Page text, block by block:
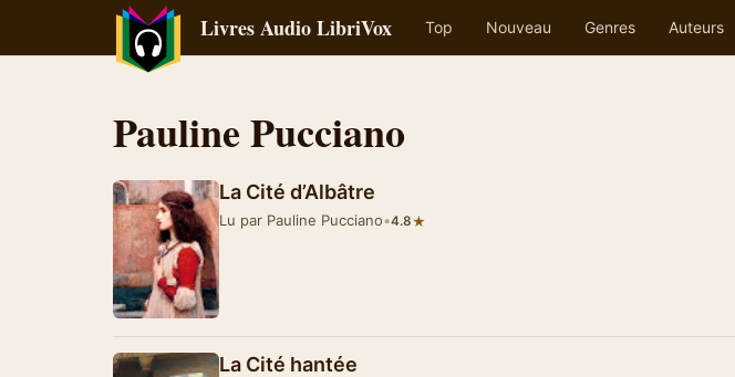
Livres Audio LibriVox Top Nouveau Genres Auteurs
Pauline Pucciano
La Cité d’Albâtre
Lu par Pauline Pucciano•4.8★
La Cité hantée